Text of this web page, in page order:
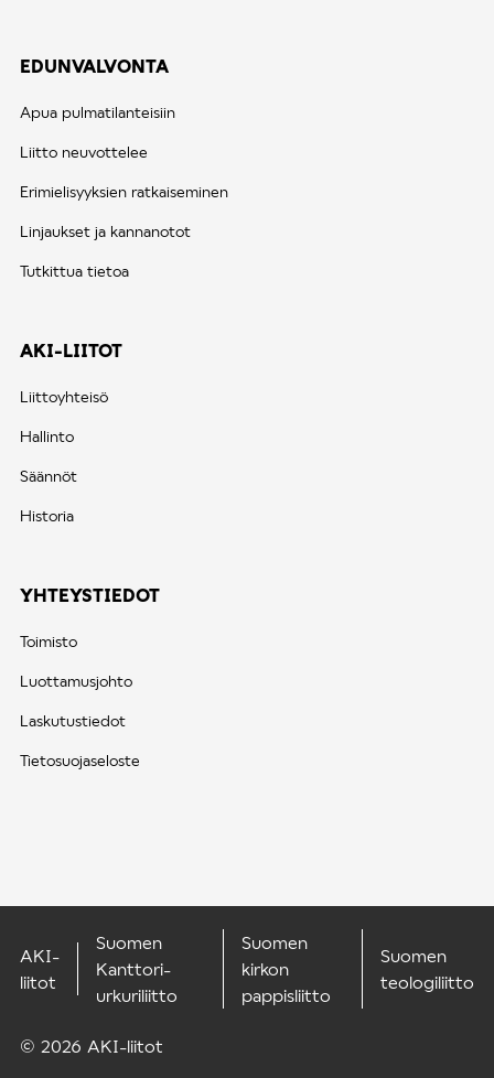
EDUNVALVONTA
Apua pulmatilanteisiin
Liitto neuvottelee
Erimielisyyksien ratkaiseminen
Linjaukset ja kannanotot
Tutkittua tietoa
AKI-LIITOT
Liittoyhteisö
Hallinto
Säännöt
Historia
YHTEYSTIEDOT
Toimisto
Luottamusjohto
Laskutustiedot
Tietosuojaseloste
© 2026 AKI-liitot
AKI-
liitot
Suomen
Kanttori-
urkuriliitto
Suomen
kirkon
pappisliitto
Suomen
teologiliitto